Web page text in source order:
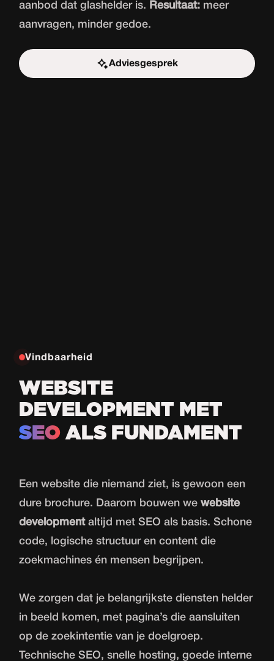
aanbod dat glashelder is.
Resultaat: meer
aanvragen, minder gedoe.
Adviesgesprek
Start de uitdaging
Vindbaarheid
WEBSITE
DEVELOPMENT MET
SEO ALS FUNDAMENT
Een website die niemand ziet, is gewoon een
dure brochure. Daarom bouwen wewebsite
developmentaltijd met SEO als basis. Schone
code, logische structuur en content die
zoekmachines én mensen begrijpen.
We zorgen dat je belangrijkste diensten helder
in beeld komen, met pagina’s die aansluiten
op de zoekintentie van je doelgroep.
Technische SEO, snelle hosting, goede interne